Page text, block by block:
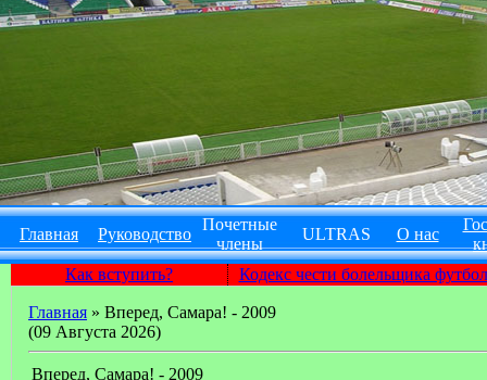
Главная Руководство
Почетные
члены
ULTRAS О нас
Как вступить?
Кодекс чести болельщика
Главная » Вперед, Самара! - 2009
(09 Августа 2026)
Вперед, Самара! - 2009